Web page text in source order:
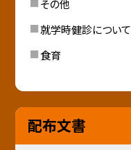
その他
就学時健診について
食育
配布文書